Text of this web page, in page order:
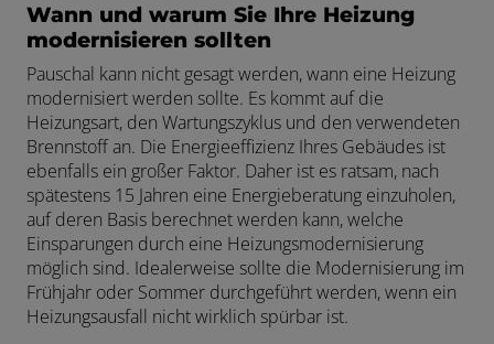
Wann und warum Sie Ihre Heizung
modernisieren sollten
Pauschal kann nicht gesagt werden, wann eine Heizung
modernisiert werden sollte. Es kommt auf die
Heizungsart, den Wartungszyklus und den verwendeten
Brennstoff an. Die Energieeffizienz Ihres Gebäudes ist
ebenfalls ein großer Faktor. Daher ist es ratsam, nach
spätestens 15 Jahren eine Energieberatung einzuholen,
auf deren Basis berechnet werden kann, welche
Einsparungen durch eine Heizungsmodernisierung
möglich sind. Idealerweise sollte die Modernisierung im
Frühjahr oder Sommer durchgeführt werden, wenn ein
Heizungsausfall nicht wirklich spürbar ist.